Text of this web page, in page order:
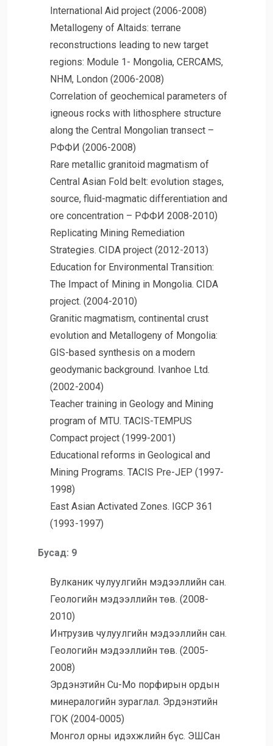
International Aid project (2006-2008)
Metallogeny of Altaids: terrane
reconstructions leading to new target
regions: Module 1- Mongolia, CERCAMS,
NHM, London (2006-2008)
Correlation of geochemical parameters of
igneous rocks with lithosphere structure
along the Central Mongolian transect –
РФФИ (2006-2008)
Rare metallic granitoid magmatism of
Central Asian Fold belt: evolution stages,
source, fluid-magmatic differentiation and
ore concentration – РФФИ 2008-2010)
Replicating Mining Remediation
Strategies. CIDA project (2012-2013)
Education for Environmental Transition:
The Impact of Mining in Mongolia. CIDA
project. (2004-2010)
Granitic magmatism, continental crust
evolution and Metallogeny of Mongolia:
GIS-based synthesis on a modern
geodymanic background. Ivanhoe Ltd.
(2002-2004)
Teacher training in Geology and Mining
program of MTU. TACIS-TEMPUS
Compact project (1999-2001)
Educational reforms in Geological and
Mining Programs. TACIS Pre-JEP (1997-
1998)
East Asian Activated Zones. IGCP 361
(1993-1997)
Бусад: 9
Вулканик чулуулгийн мэдээллийн сан.
Геологийн мэдээллийн төв. (2008-
2010)
Интрузив чулуулгийн мэдээллийн сан.
Геологийн мэдээллийн төв. (2005-
2008)
Эрдэнэтийн Cu-Mo порфирын ордын
минералогийн зураглал. Эрдэнэтийн
ГОК (2004-0005)
Монгол орны идэхжлийн бүс. ЭШСан